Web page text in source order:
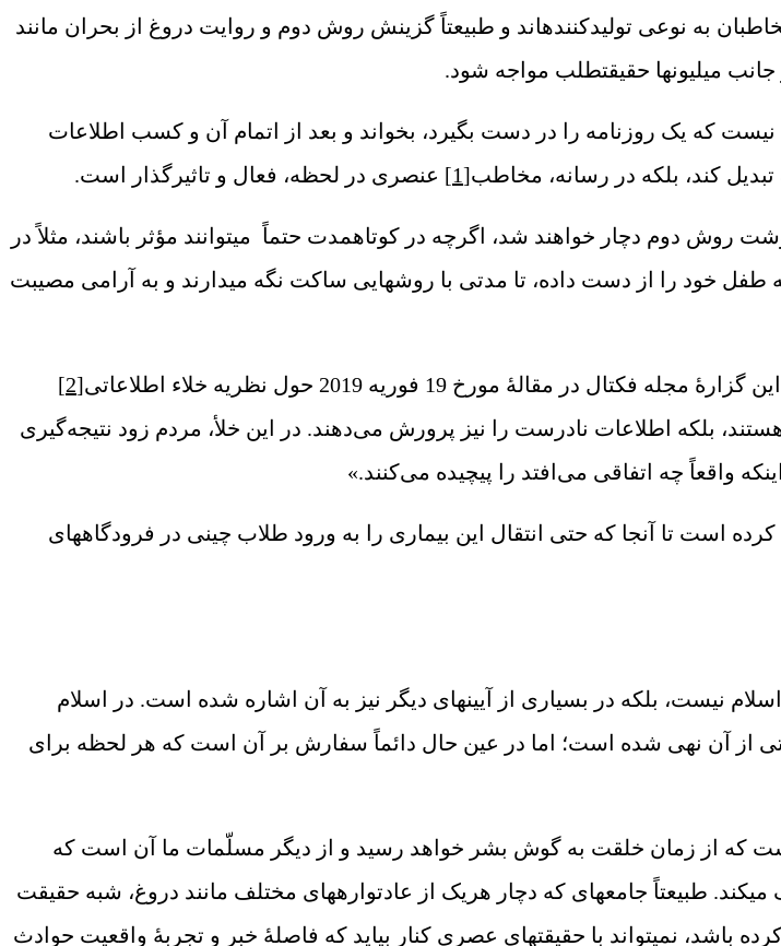
به نوعی تولیدکننده‏اند و طبیعتاً گزینش روش دوم و روایت دروغ از بحران مانند
میلیون‏ها حقیقت‏طلب مواجه شود.
که یک روزنامه را در دست بگیرد، بخواند و بعد از اتمام آن و کسب اطلاعات
کند، بلکه در رسانه، مخاطب[1] عنصری در لحظه، فعال و تاثیرگذار است.
روش دوم دچار خواهند شد، اگرچه در کوتاه‏مدت حتماً می‏توانند مؤثر باشند، مثلاً در
خود را از دست داده، تا مدتی با روش‏هایی ساکت نگه می‏دارند و به آرامی مصیبت
مورخ 19 فوریه 2019 حول نظریه خلاء اطلاعاتی
[2]
بلکه اطلاعات نادرست را نیز پرورش می‌دهند. در این خلأ، مردم زود نتیجه‌گیری
واقعاً چه اتفاقی می‌افتد را پیچیده می‌کنند.»
است تا آنجا که حتی انتقال این بیماری را به ورود طلاب چینی در فرودگاه‏های
نیست، بلکه در بسیاری از آیین‏های دیگر نیز به آن اشاره شده است. در اسلام
از آن نهی شده است؛ اما در عین حال دائماً سفارش بر آن است که هر لحظه برای
که از زمان خلقت به گوش بشر خواهد رسید و از دیگر مسلّمات ما آن است که
طبیعتاً جامعه‏ای که دچار هریک از عادت‏واره‏های مختلف مانند دروغ، شبه حقیقت
باشد، نمی‏تواند با حقیقت‏های عصری کنار بیاید که فاصلۀ خبر و تجربۀ واقعیت حوادث